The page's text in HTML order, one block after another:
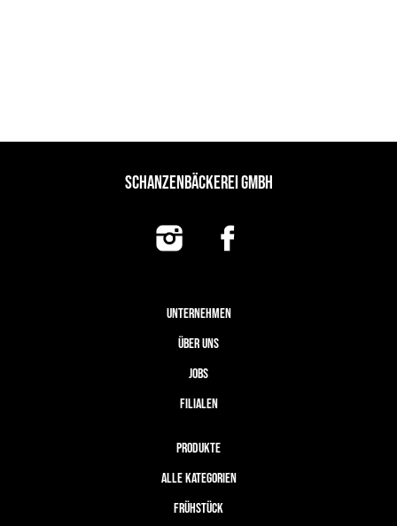
SCHANZENBÄCKEREI GMBH
UNTERNEHMEN
ÜBER UNS
JOBS
FILIALEN
PRODUKTE
ALLE KATEGORIEN
FRÜHSTÜCK